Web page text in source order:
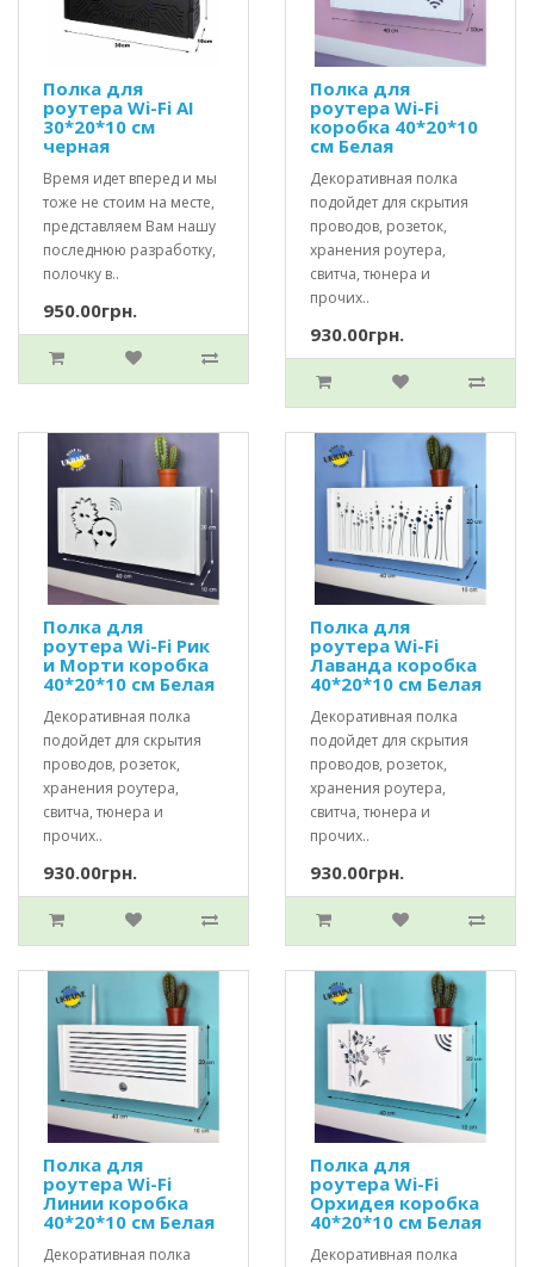
Полка для
роутера Wi-Fi AI
30*20*10 см
черная
Время идет вперед и мы
тоже не стоим на месте,
представляем Вам нашу
последнюю разработку,
полочку в..
950.00грн.
Полка для
роутера Wi-Fi
коробка 40*20*10
см Белая
Декоративная полка
подойдет для скрытия
проводов, розеток,
хранения роутера,
свитча, тюнера и
прочих..
930.00грн.
Полка для
роутера Wi-Fi Рик
и Морти коробка
40*20*10 см Белая
Декоративная полка
подойдет для скрытия
проводов, розеток,
хранения роутера,
свитча, тюнера и
прочих..
930.00грн.
Полка для
роутера Wi-Fi
Лаванда коробка
40*20*10 см Белая
Декоративная полка
подойдет для скрытия
проводов, розеток,
хранения роутера,
свитча, тюнера и
прочих..
930.00грн.
Полка для
роутера Wi-Fi
Линии коробка
40*20*10 см Белая
Декоративная полка
Полка для
роутера Wi-Fi
Орхидея коробка
40*20*10 см Белая
Декоративная полка